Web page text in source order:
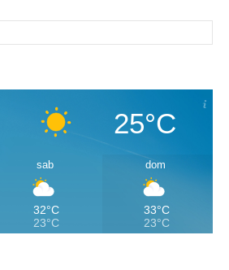
25°C
sab
32°C
23°C
dom
33°C
23°C